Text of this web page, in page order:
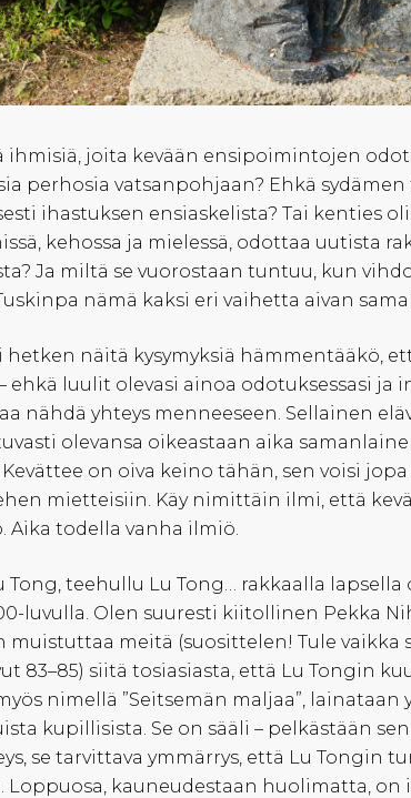
ihmisiä, joita kevään ensipoimintojen
perhosia vatsanpohjaan? Ehkä
ihastuksen ensiaskelista? Tai kenties
kehossa ja mielessä, odottaa uutista
Ja miltä se vuorostaan tuntuu, kun
nämä kaksi eri vaihetta aivan
näitä kysymyksiä hämmentääkö,
ehkä luulit olevasi ainoa odotuksessasi ja
nähdä yhteys menneeseen. Sellainen
olevansa oikeastaan aika
on oiva keino tähän, sen voisi
mietteisiin. Käy nimittäin ilmi, että
Aika todella vanha ilmiö.
Tong, teehullu Lu Tong… rakkaalla
luvulla. Olen suuresti kiitollinen Pekka
muistuttaa meitä (suosittelen! Tule vaikka
83–85) siitä tosiasiasta, että Lu Tongin
nimellä ”Seitsemän maljaa”, lainataan
kupillisista. Se on sääli – pelkästään
se tarvittava ymmärrys, että Lu Tongin
Loppuosa, kauneudestaan huolimatta, on